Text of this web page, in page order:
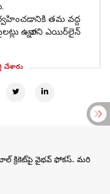
తమ వద్ద
ఉన్నారని ఎయిర్‌లైన్
చేశారు
బాల్ క్రికెట్‌పై వైభవ్ ఫోకస్.. మరి